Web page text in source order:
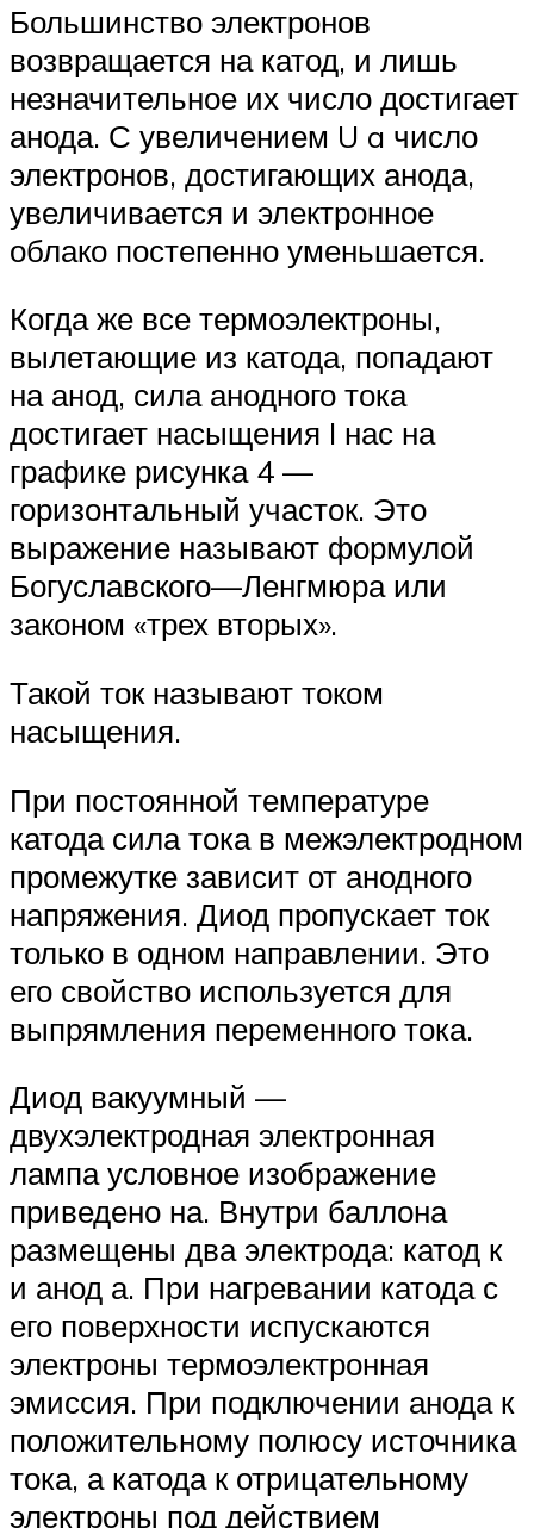
Большинство электронов
возвращается на катод, и лишь
незначительное их число достигает
анода. С увеличением U a число
электронов, достигающих анода,
увеличивается и электронное
облако постепенно уменьшается.
Когда же все термоэлектроны,
вылетающие из катода, попадают
на анод, сила анодного тока
достигает насыщения I нас на
графике рисунка 4 —
горизонтальный участок. Это
выражение называют формулой
Богуславского—Ленгмюра или
законом «трех вторых».
Такой ток называют током
насыщения.
При постоянной температуре
катода сила тока в межэлектродном
промежутке зависит от анодного
напряжения. Диод пропускает ток
только в одном направлении. Это
его свойство используется для
выпрямления переменного тока.
Диод вакуумный —
двухэлектродная электронная
лампа условное изображение
приведено на. Внутри баллона
размещены два электрода: катод к
и анод а. При нагревании катода с
его поверхности испускаются
электроны термоэлектронная
эмиссия. При подключении анода к
положительному полюсу источника
тока, а катода к отрицательному
электроны под действием